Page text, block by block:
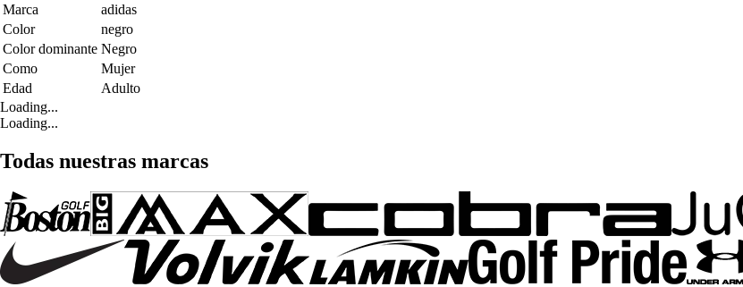
Marca
adidas
Color
negro
Color dominante Negro
Como
Mujer
Edad
Adulto
Loading...
Loading...
Todas nuestras marcas